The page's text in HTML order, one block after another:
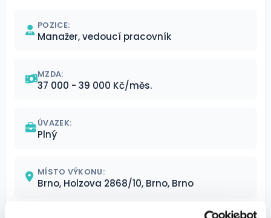
POZICE:
Manažer, vedoucí pracovník
MZDA:
37 000 - 39 000 Kč/měs.
ÚVAZEK:
Plný
MÍSTO VÝKONU:
Brno, Holzova 2868/10, Brno, Brno